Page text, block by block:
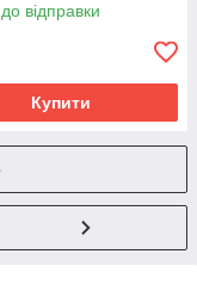
відправки
Купити